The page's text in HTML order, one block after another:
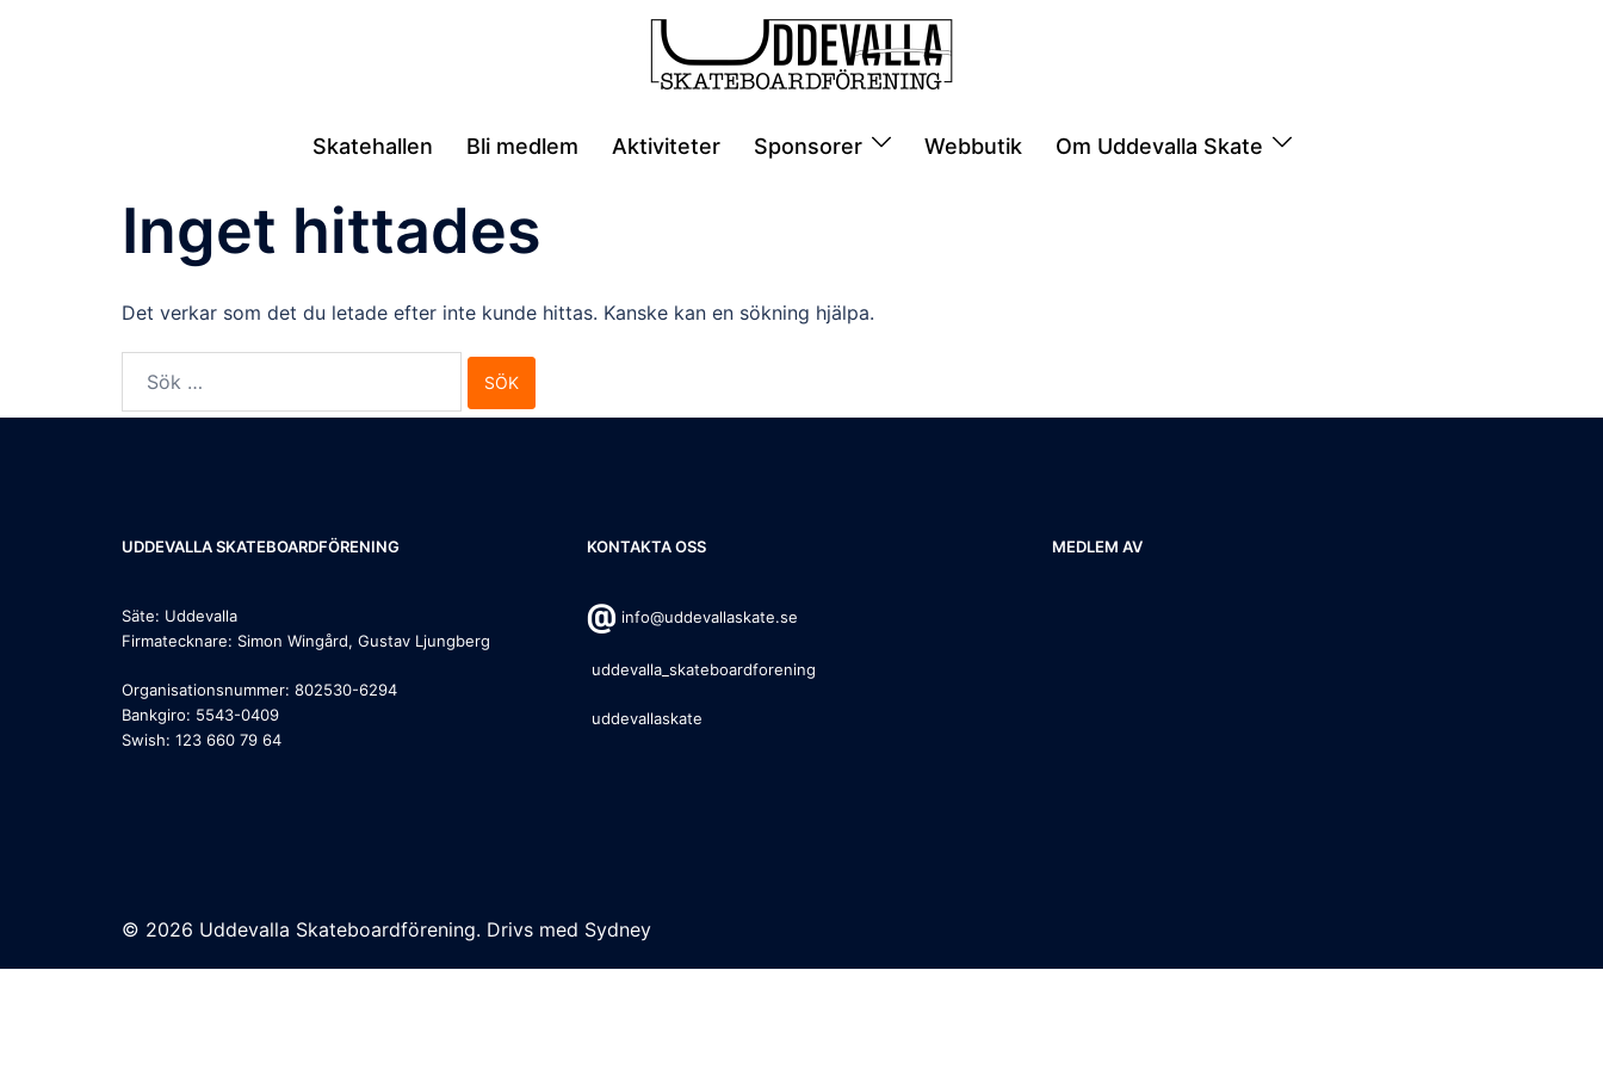
Skatehallen Bli medlem Aktiviteter Sponsorer Webbutik Om Uddevalla Skate
Inget hittades
Det verkar som det du letade efter inte kunde hittas. Kanske kan en sökning hjälpa.
UDDEVALLA SKATEBOARDFÖRENING
Säte: Uddevalla
Firmatecknare: Simon Wingård, Gustav Ljungberg
Organisationsnummer: 802530-6294
Bankgiro: 5543-0409
Swish: 123 660 79 64
KONTAKTA OSS
info@uddevallaskate.se
uddevalla_skateboardforening
uddevallaskate
MEDLEM AV
© 2026 Uddevalla Skateboardförening. Drivs med Sydney